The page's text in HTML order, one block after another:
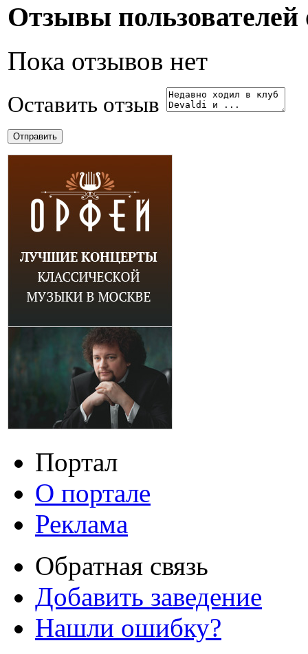
Отзывы пользователей
Пока отзывов нет
Оставить отзыв
Портал
О портале
Реклама
Обратная связь
Добавить заведение
Нашли ошибку?